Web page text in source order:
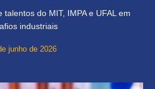
talentos do MIT, IMPA e UFAL em
industriais
junho de 2026